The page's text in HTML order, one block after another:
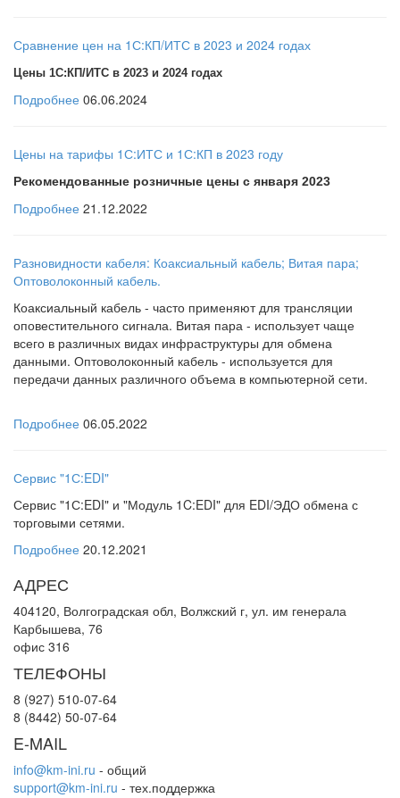
Сравнение цен на 1С:КП/ИТС в 2023 и 2024 годах
Цены 1С:КП/ИТС в 2023 и 2024 годах
Подробнее 06.06.2024
Цены на тарифы 1С:ИТС и 1С:КП в 2023 году
Рекомендованные розничные цены с января 2023
Подробнее 21.12.2022
Разновидности кабеля: Коаксиальный кабель; Витая пара;
Оптоволоконный кабель.
Коаксиальный кабель - часто применяют для трансляции
оповестительного сигнала. Витая пара - использует чаще
всего в различных видах инфраструктуры для обмена
данными. Оптоволоконный кабель - используется для
передачи данных различного объема в компьютерной сети.
Подробнее 06.05.2022
Сервис "1С:EDI"
Сервис "1С:EDI" и "Модуль 1C:EDI" для EDI/ЭДО обмена с
торговыми сетями.
Подробнее 20.12.2021
АДРЕС
404120, Волгоградская обл, Волжский г, ул. им генерала
Карбышева, 76
офис 316
ТЕЛЕФОНЫ
8 (927) 510-07-64
8 (8442) 50-07-64
E-MAIL
info@km-ini.ru - общий
support@km-ini.ru - тех.поддержка